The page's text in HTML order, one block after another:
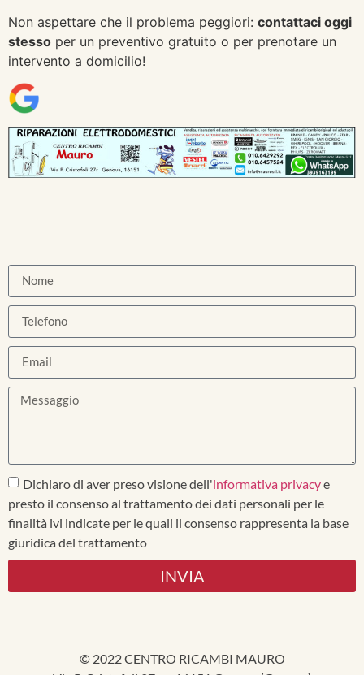
Non aspettare che il problema peggiori: contattaci oggi
stesso per un preventivo gratuito o per prenotare un
intervento a domicilio!
Dichiaro di aver preso visione dell'informativa privacye
presto il consenso al trattamento dei dati personali per le
finalità ivi indicate per le quali il consenso rappresenta la base
giuridica del trattamento
INVIA
© 2022 CENTRO RICAMBI MAURO